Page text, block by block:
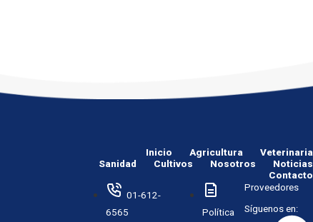
Inicio Agricultura
Veterinaria
Sanidad
Cultivos Nosotros
Noticias
Contacto
01-612-
6565
Política
Proveedores
Síguenos en: